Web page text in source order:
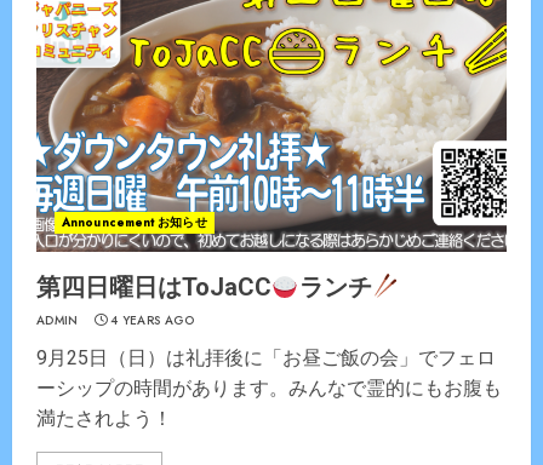
Announcement お知らせ
第四日曜日はToJaCC ランチ
ADMIN 4 YEARS AGO
9月25日（日）は礼拝後に「お昼ご飯の会」でフェロ
ーシップの時間があります。みんなで霊的にもお腹も
満たされよう！